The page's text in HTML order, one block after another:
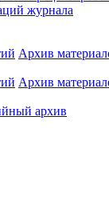
журнала
Архив
Архив
архив